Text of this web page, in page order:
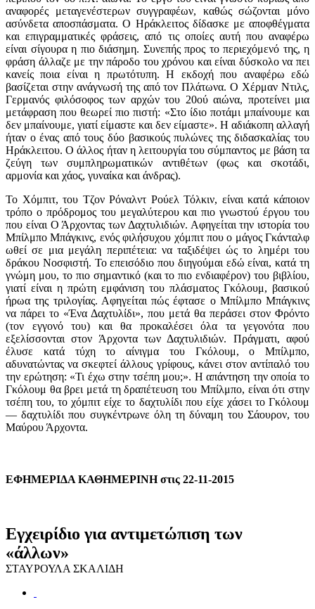
αναφορές μεταγενέστερων συγγραφέων, καθώς σώζονται μόνο
ασύνδετα αποσπάσματα. Ο Ηράκλειτος δίδασκε με αποφθέγματα
και επιγραμματικές φράσεις, από τις οποίες αυτή που αναφέρω
είναι σίγουρα η πιο διάσημη. Συνεπής προς το περιεχόμενό της, η
φράση άλλαζε με την πάροδο του χρόνου και είναι δύσκολο να πει
κανείς ποια είναι η πρωτότυπη. Η εκδοχή που αναφέρω εδώ
βασίζεται στην ανάγνωσή της από τον Πλάτωνα. Ο Χέρμαν Ντιλς,
Γερμανός φιλόσοφος των αρχών του 20ού αιώνα, προτείνει μια
μετάφραση που θεωρεί πιο πιστή: «Στο ίδιο ποτάμι μπαίνουμε και
δεν μπαίνουμε, γιατί είμαστε και δεν είμαστε». Η αδιάκοπη αλλαγή
ήταν ο ένας από τους δύο βασικούς πυλώνες της διδασκαλίας του
Ηράκλειτου. Ο άλλος ήταν η λειτουργία του σύμπαντος με βάση τα
ζεύγη των συμπληρωματικών αντιθέτων (φως και σκοτάδι,
αρμονία και χάος, γυναίκα και άνδρας).
Το Χόμπιτ, του Τζον Ρόναλντ Ρούελ Τόλκιν, είναι κατά κάποιον
τρόπο ο πρόδρομος του μεγαλύτερου και πιο γνωστού έργου του
που είναι Ο Άρχοντας των Δαχτυλιδιών. Αφηγείται την ιστορία του
Μπίλμπο Μπάγκινς, ενός φιλήσυχου χόμπιτ που ο μάγος Γκάνταλφ
ωθεί σε μια μεγάλη περιπέτεια: να ταξιδέψει ώς το λημέρι του
δράκου Νοσφιστή. Το επεισόδιο που διηγούμαι εδώ είναι, κατά τη
γνώμη μου, το πιο σημαντικό (και το πιο ενδιαφέρον) του βιβλίου,
γιατί είναι η πρώτη εμφάνιση του πλάσματος Γκόλουμ, βασικού
ήρωα της τριλογίας. Αφηγείται πώς έφτασε ο Μπίλμπο Μπάγκινς
να πάρει το «Ένα Δαχτυλίδι», που μετά θα περάσει στον Φρόντο
(τον εγγονό του) και θα προκαλέσει όλα τα γεγονότα που
εξελίσσονται στον Άρχοντα των Δαχτυλιδιών. Πράγματι, αφού
έλυσε κατά τύχη το αίνιγμα του Γκόλουμ, ο Μπίλμπο,
αδυνατώντας να σκεφτεί άλλους γρίφους, κάνει στον αντίπαλό του
την ερώτηση: «Τι έχω στην τσέπη μου;». Η απάντηση την οποία το
Γκόλουμ θα βρει μετά τη δραπέτευση του Μπίλμπο, είναι ότι στην
τσέπη του, το χόμπιτ είχε το δαχτυλίδι που είχε χάσει το Γκόλουμ
— δαχτυλίδι που συγκέντρωνε όλη τη δύναμη του Σάουρον, του
Μαύρου Άρχοντα.
ΕΦΗΜΕΡΙΔΑ ΚΑΘΗΜΕΡΙΝΗ στις 22-11-2015
Εγχειρίδιο για αντιμετώπιση των
«άλλων»
ΣΤΑΥΡΟΥΛΑ ΣΚΑΛΙΔΗ